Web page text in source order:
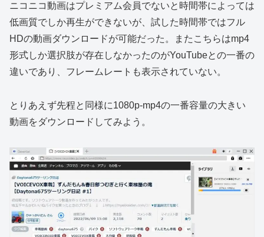
ニコニコ動画はプレミアム会員でないと時間帯によっては
低画質でしか再生ができないが、試した時間帯ではフル
HDの動画ダウンロードが可能だった。またこちらはmp4
形式しか選択肢が存在しなかったのがYouTubeとの一番の
違いであり、フレームレートも表示されていない。
とりあえず先程と同様に1080p-mp4の一番容量の大きい
動画をダウンロードしてみよう。